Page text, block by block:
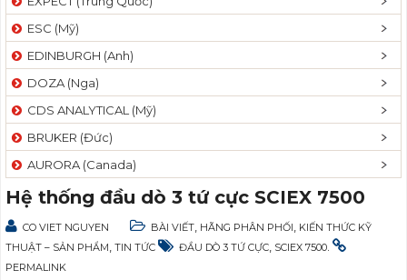
ESC (Mỹ)
EDINBURGH (Anh)
DOZA (Nga)
CDS ANALYTICAL (Mỹ)
BRUKER (Đức)
AURORA (Canada)
Hệ thống đầu dò 3 tứ cực SCIEX 7500
CO VIET NGUYEN BÀI VIẾT HÃNG PHÂN PHỐI KIẾN THỨC KỸ
THUẬT – SẢN PHẨM TIN TỨC ĐẦU DÒ 3 TỨ CỰC SCIEX 7500
PERMALINK